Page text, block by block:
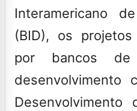
Interamericano
(BID), os
por bancos de
desenvolvimento
Desenvolvimento